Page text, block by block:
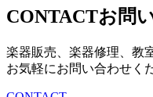
CONTACTお問
楽器販売、楽器修理、教
お気軽にお問い合わせく